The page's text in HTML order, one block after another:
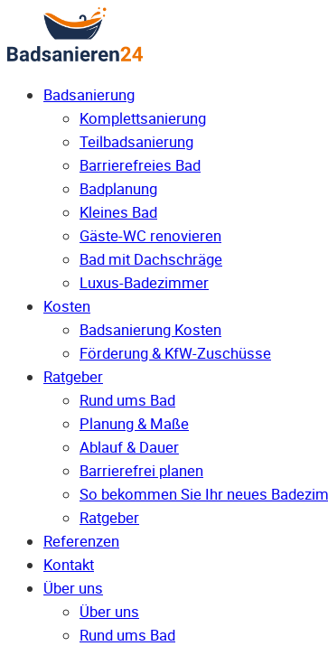
Badsanierung
Komplettsanierung
Teilbadsanierung
Barrierefreies Bad
Badplanung
Kleines Bad
Gäste-WC renovieren
Bad mit Dachschräge
Luxus-Badezimmer
Kosten
Badsanierung Kosten
Förderung & KfW-Zuschüsse
Ratgeber
Rund ums Bad
Planung & Maße
Ablauf & Dauer
Barrierefrei planen
So bekommen Sie Ihr neues
Ratgeber
Referenzen
Kontakt
Über uns
Über uns
Rund ums Bad